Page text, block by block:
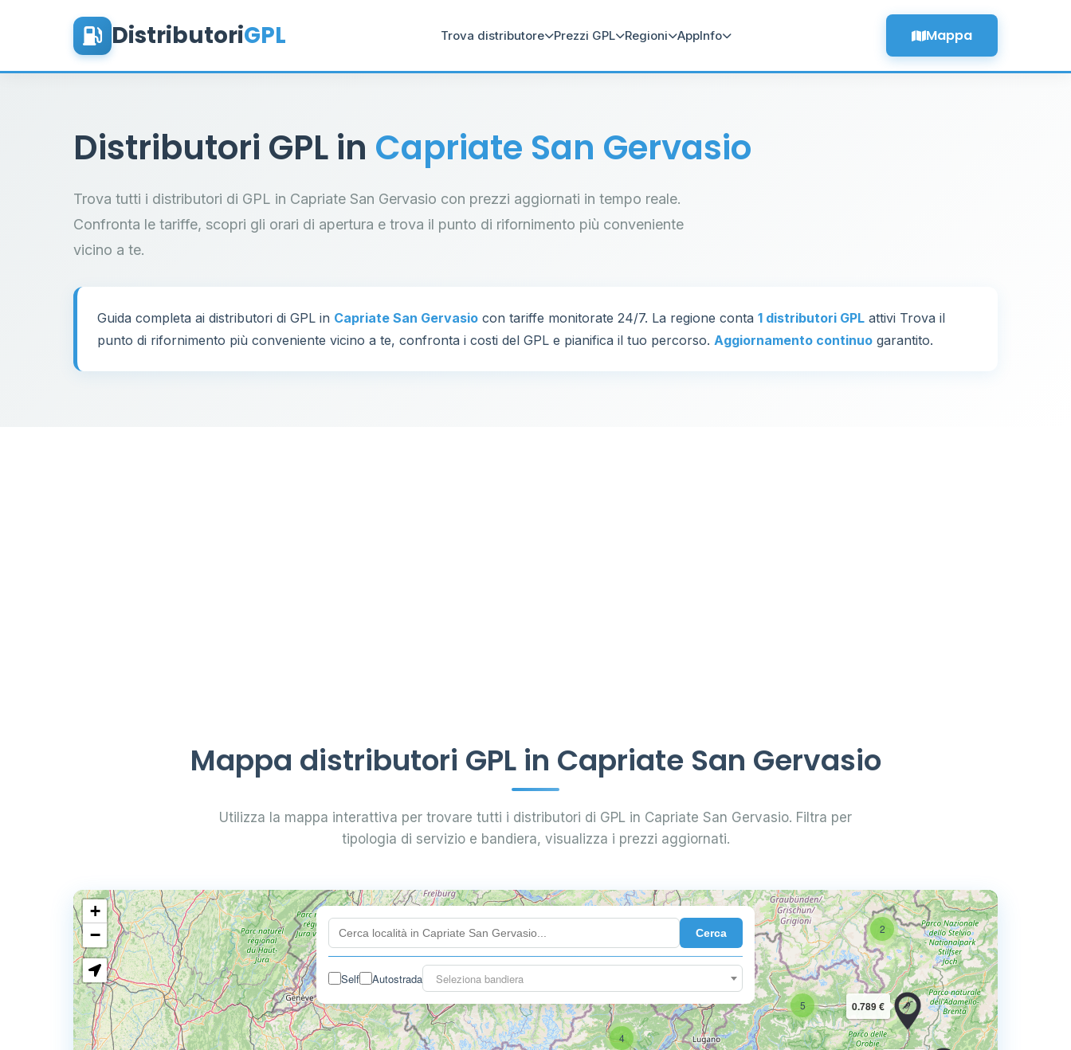
DistributoriGPL Trova distributore Prezzi GPL Regioni AppInfo Mappa
Distributori GPL in Capriate San Gervasio
Trova tutti i distributori di GPL in Capriate San Gervasio con prezzi aggiornati in tempo reale.
Confronta le tariffe, scopri gli orari di apertura e trova il punto di rifornimento più conveniente
vicino a te.
Guida completa ai distributori di GPL in Capriate San Gervasio con tariffe monitorate 24/7. La regione conta 1 distributori GPL attivi Trova il
punto di rifornimento più conveniente vicino a te, confronta i costi del GPL e pianifica il tuo percorso. Aggiornamento continuo garantito.
Mappa distributori GPL in Capriate San Gervasio
Utilizza la mappa interattiva per trovare tutti i distributori di GPL in Capriate San Gervasio. Filtra per
tipologia di servizio e bandiera, visualizza i prezzi aggiornati.
Cerca
Self Autostrada Seleziona bandiera
2
4
5 0.789 €
+
−